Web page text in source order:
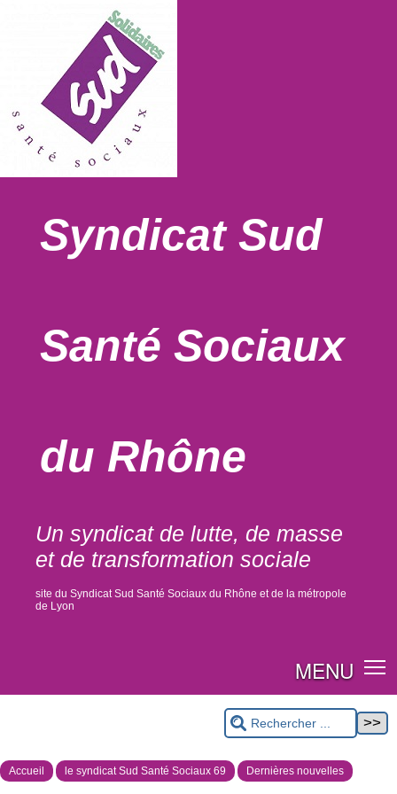
Syndicat Sud
Santé Sociaux
du Rhône
Un syndicat de lutte, de masse
et de transformation sociale
site du Syndicat Sud Santé Sociaux du Rhône et de la métropole
de Lyon
MENU
Accueil le syndicat Sud Santé Sociaux 69 Dernières nouvelles